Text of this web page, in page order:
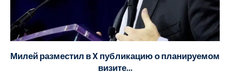
Милей разместил в X публикацию о планируемом
визите...